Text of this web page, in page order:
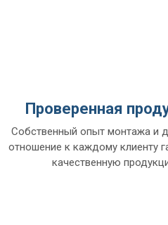
Проверенная
Собственный опыт монтажа и
отношение к каждому клиенту
качественную